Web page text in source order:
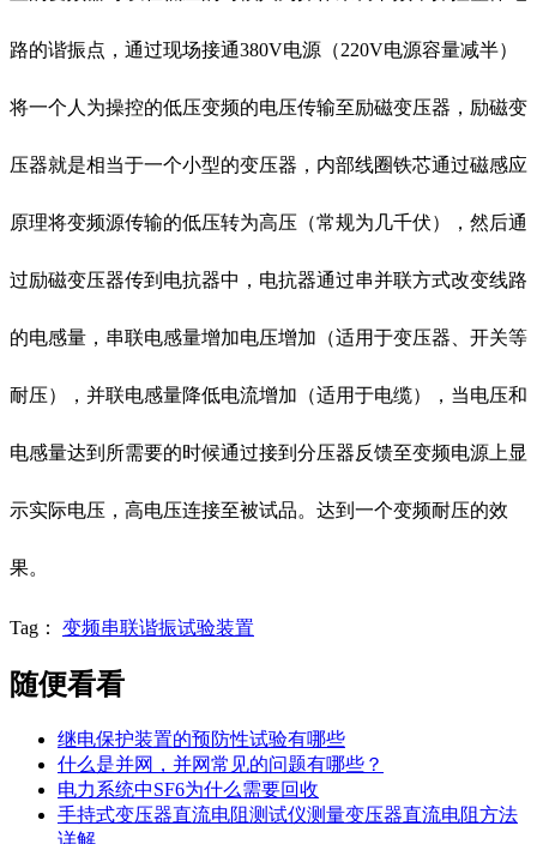
路的谐振点，通过现场接通380V电源（220V电源容量减半）
将一个人为操控的低压变频的电压传输至励磁变压器，励磁变
压器就是相当于一个小型的变压器，内部线圈铁芯通过磁感应
原理将变频源传输的低压转为高压（常规为几千伏），然后通
过励磁变压器传到电抗器中，电抗器通过串并联方式改变线路
的电感量，串联电感量增加电压增加（适用于变压器、开关等
耐压），并联电感量降低电流增加（适用于电缆），当电压和
电感量达到所需要的时候通过接到分压器反馈至变频电源上显
示实际电压，高电压连接至被试品。达到一个变频耐压的效
果。
Tag： 变频串联谐振试验装置
随便看看
继电保护装置的预防性试验有哪些
什么是并网，并网常见的问题有哪些？
电力系统中SF6为什么需要回收
手持式变压器直流电阻测试仪测量变压器直流电阻方法